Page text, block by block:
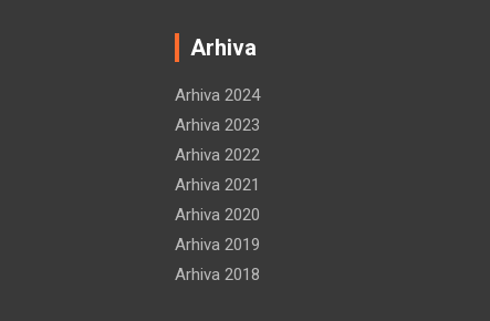
Arhiva
Arhiva 2024
Arhiva 2023
Arhiva 2022
Arhiva 2021
Arhiva 2020
Arhiva 2019
Arhiva 2018